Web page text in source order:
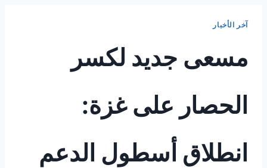
آخر الأخبار
مسعى جديد لكسر
الحصار على غزة:
انطلاق أسطول الدعم